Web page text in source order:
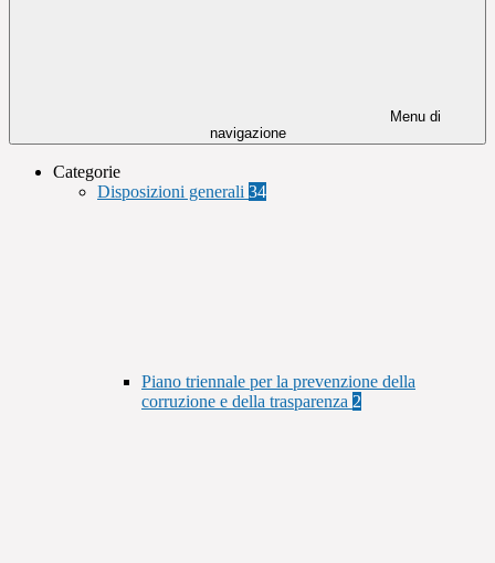
Menu di
navigazione
Categorie
Disposizioni generali 34
Piano triennale per la prevenzione della
corruzione e della trasparenza 2